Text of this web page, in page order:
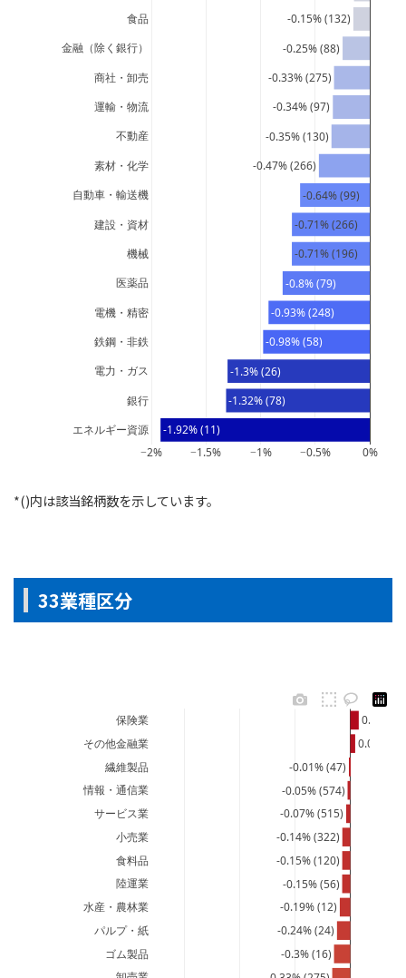
-1.92% (11)
-1.32% (78)
-1.3% (26)
-0.98% (58)
-0.93% (248)
-0.8% (79)
-0.71% (196)
-0.71% (266)
-0.64% (99)
-0.47% (266)
-0.35% (130)
-0.34% (97)
-0.33% (275)
-0.25% (88)
-0.15% (132)
−2% −1.5% −1% −0.5% 0%
エネルギー資源
銀行
電力・ガス
鉄鋼・非鉄
電機・精密
医薬品
機械
建設・資材
自動車・輸送機
素材・化学
不動産
運輸・物流
商社・卸売
金融（除く銀行）
食品
*()内は該当銘柄数を示しています。
33業種区分
-0.3% (16)
-0.24% (24)
-0.19% (12)
-0.15% (56)
-0.15% (120)
-0.14% (322)
-0.07% (515)
-0.05% (574)
-0.01% (47)
0.09%
0.15%
ゴム製品
パルプ・紙
水産・農林業
陸運業
食料品
小売業
サービス業
情報・通信業
繊維製品
その他金融業
保険業